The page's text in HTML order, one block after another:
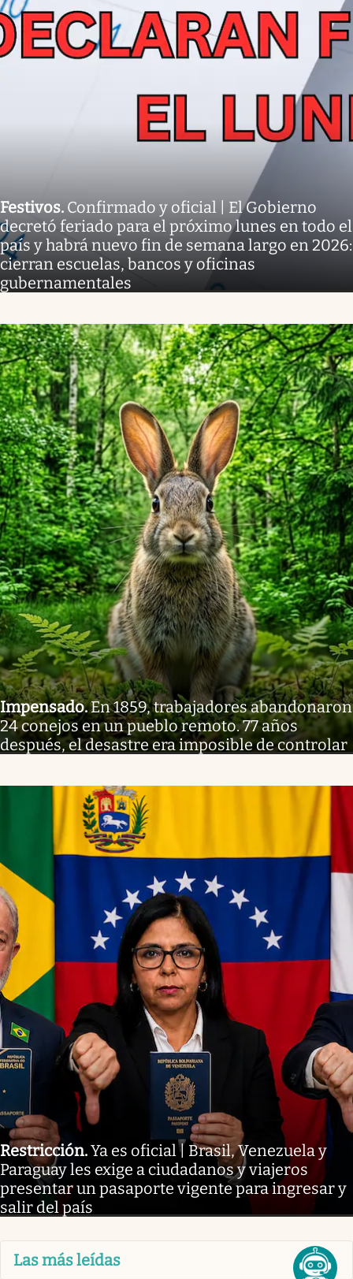
Festivos. Confirmado y oficial | El Gobierno
decretó feriado para el próximo lunes en todo el
país y habrá nuevo fin de semana largo en 2026:
cierran escuelas, bancos y oficinas
gubernamentales
Impensado.En 1859, trabajadores abandonaron
24 conejos en un pueblo remoto. 77 años
después, el desastre era imposible de controlar
Restricción.Ya es oficial | Brasil, Venezuela y
Paraguay les exige a ciudadanos y viajeros
presentar un pasaporte vigente para ingresar y
salir del país
Las más leídas